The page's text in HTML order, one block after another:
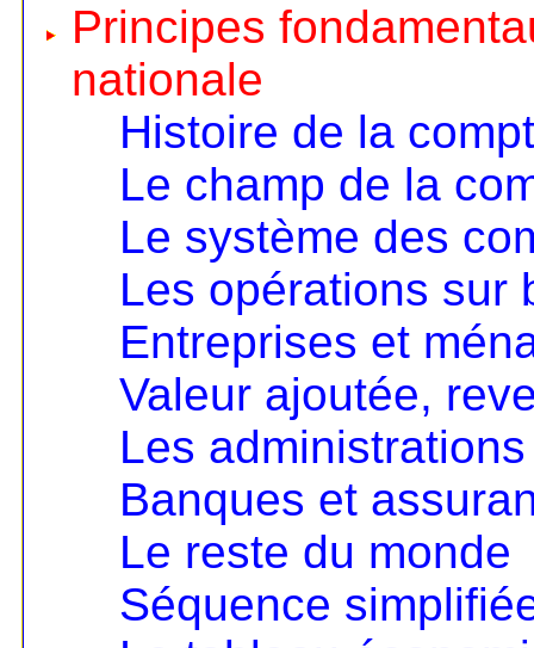
Principes
nationale
Histoire de la
Le champ de la
Le système des
Les opérations sur
Entreprises et
Valeur ajoutée,
Les
Banques et
Le reste du monde
Séquence